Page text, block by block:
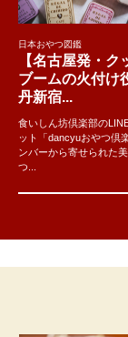
日本おやつ図鑑
【名古屋発・ク
ブームの火付け
丹新宿...
食いしん坊倶楽部の
ット「dancyuおやつ倶
ンバーから寄せられた
つ...